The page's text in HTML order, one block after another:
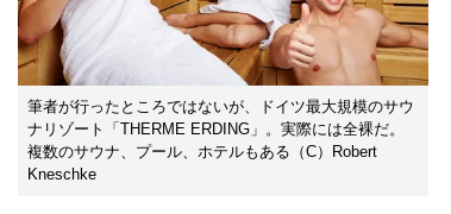
筆者が行ったところではないが、ドイツ最大規模のサウ
ナリゾート「THERME ERDING」。実際には全裸だ。
複数のサウナ、プール、ホテルもある（C）Robert
Kneschke